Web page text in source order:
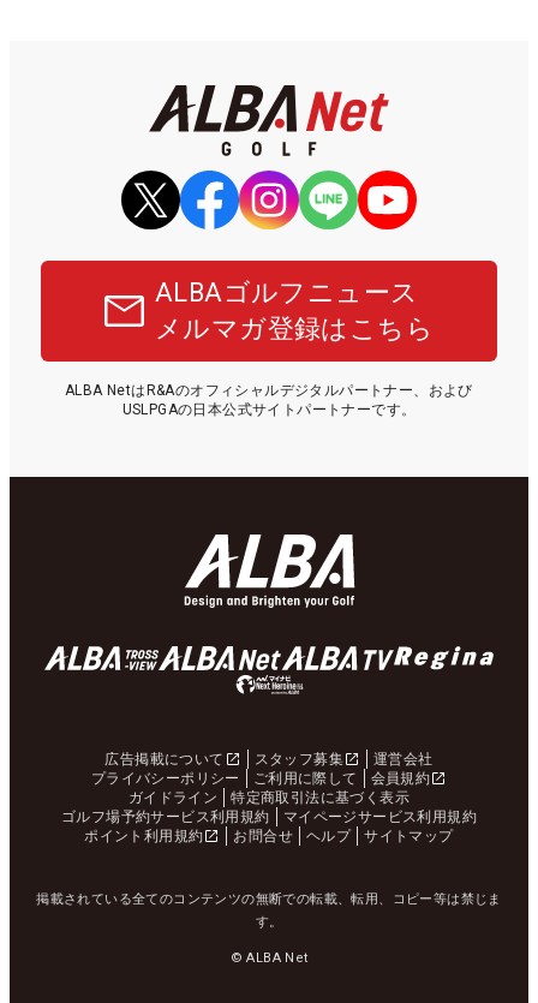
ALBAゴルフニュース
メルマガ登録はこちら
ALBA NetはR&Aのオフィシャルデジタルパートナー、および
USLPGAの日本公式サイトパートナーです。
広告掲載について スタッフ募集
運営会社
プライバシーポリシー
ご利用に際して
会員規約
ガイドライン
特定商取引法に基づく表示
ゴルフ場予約サービス利用規約
マイページサービス利用規約
ポイント利用規約
お問合せ ヘルプ サイトマップ
掲載されている全てのコンテンツの無断での転載、転用、コピー等は禁じま
す。
© ALBA Net